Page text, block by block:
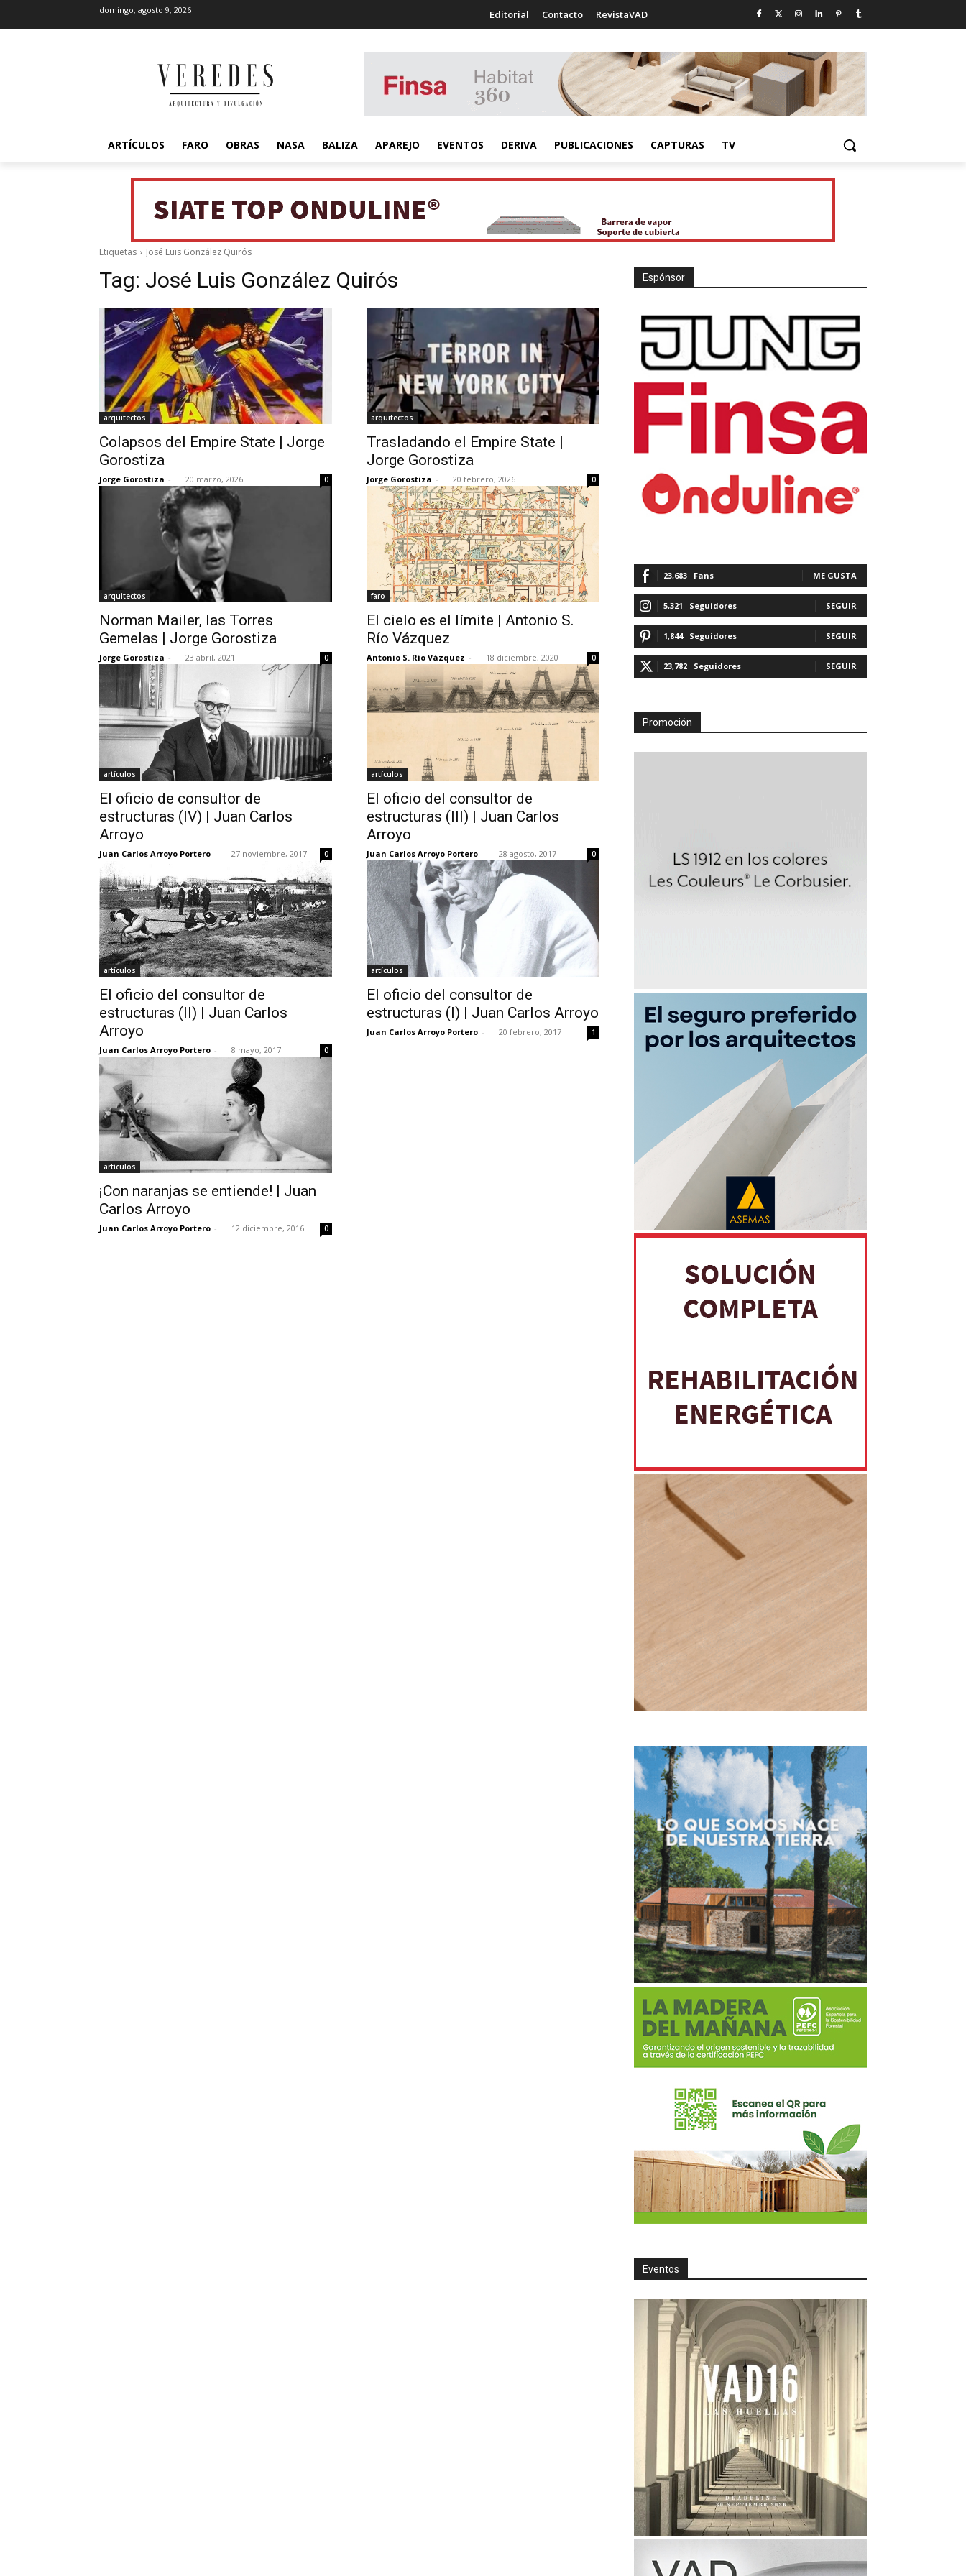
domingo, agosto 9, 2026 Editorial Contacto RevistaVAD
ARTÍCULOS FARO OBRAS NASA BALIZA APAREJO EVENTOS DERIVA PUBLICACIONES CAPTURAS TV
Etiquetas José Luis González Quirós
Tag: José Luis González Quirós
arquitectos
Colapsos del Empire State | Jorge
Gorostiza
Jorge Gorostiza - 20 marzo, 2026 0
arquitectos
Trasladando el Empire State |
Jorge Gorostiza
Jorge Gorostiza - 20 febrero, 2026 0
arquitectos
Norman Mailer, las Torres
Gemelas | Jorge Gorostiza
Jorge Gorostiza - 23 abril, 2021 0
faro
El cielo es el límite | Antonio S.
Río Vázquez
Antonio S. Río Vázquez - 18 diciembre, 2020 0
artículos
El oficio de consultor de
estructuras (IV) | Juan Carlos
Arroyo
Juan Carlos Arroyo Portero - 27 noviembre, 2017 0
artículos
El oficio del consultor de
estructuras (III) | Juan Carlos
Arroyo
Juan Carlos Arroyo Portero - 28 agosto, 2017 0
artículos
El oficio del consultor de
estructuras (II) | Juan Carlos
Arroyo
Juan Carlos Arroyo Portero - 8 mayo, 2017 0
artículos
El oficio del consultor de
estructuras (I) | Juan Carlos Arroyo
Juan Carlos Arroyo Portero - 20 febrero, 2017 1
artículos
¡Con naranjas se entiende! | Juan
Carlos Arroyo
Juan Carlos Arroyo Portero - 12 diciembre, 2016 0
Espónsor
23,683 Fans ME GUSTA
5,321 Seguidores SEGUIR
1,844 Seguidores SEGUIR
23,782 Seguidores SEGUIR
Promoción
Eventos